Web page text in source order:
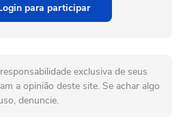
para participar
exclusiva de seus
a opinião deste site. Se achar algo
denuncie.